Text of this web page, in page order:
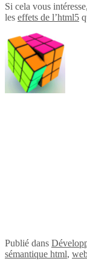
Si cela vous
les effets de l’html5
Publié dans
sémantique html,